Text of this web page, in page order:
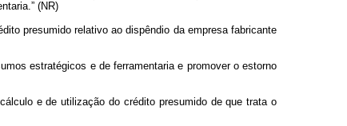
(NR)
presumido relativo ao dispêndio da empresa fabricante
estratégicos e de ferramentaria e promover o estorno
e de utilização do crédito presumido de que trata o